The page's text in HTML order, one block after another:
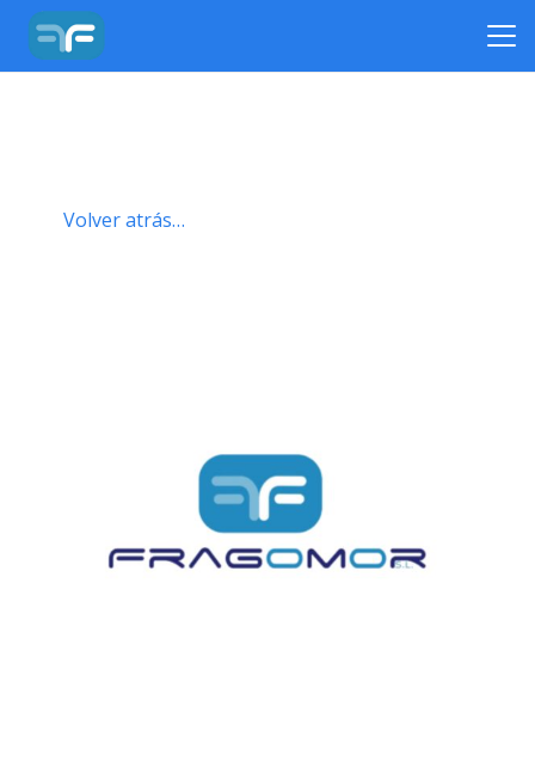
Volver atrás…